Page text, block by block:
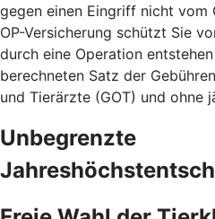
gegen einen Eingriff nicht vom
OP-Versicherung schützt Sie
durch eine Operation
berechneten Satz der
und Tierärzte (GOT) und ohne
Unbegrenzte